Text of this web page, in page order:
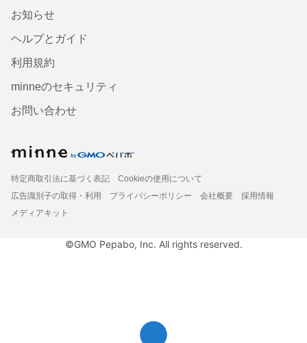
お知らせ
ヘルプとガイド
利用規約
minneのセキュリティ
お問い合わせ
特定商取引法に基づく表記
Cookieの使用について
広告識別子の取得・利用
プライバシーポリシー 会社概要
採用情報
メディアキット
©GMO Pepabo, Inc. All rights reserved.